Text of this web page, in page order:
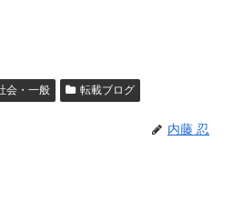
会・一般 転載ブログ
内藤 忍